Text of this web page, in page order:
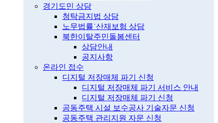
경기도민 상담
청탁금지법 상담
노무법률˙산재보험 상담
북한이탈주민돌봄센터
상담안내
공지사항
온라인 접수
디지털 저장매체 파기 신청
디지털 저장매체 파기 서비스 안내
디지털 저장매체 파기 신청
공동주택 시설 보수공사 기술자문 신청
공동주택 관리지원 자문 신청